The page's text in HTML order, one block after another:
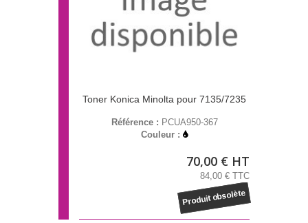
Toner Konica Minolta pour 7135/7235
Référence : PCUA950-367
Couleur :
70,00 € HT
84,00 € TTC
Produit obsolète